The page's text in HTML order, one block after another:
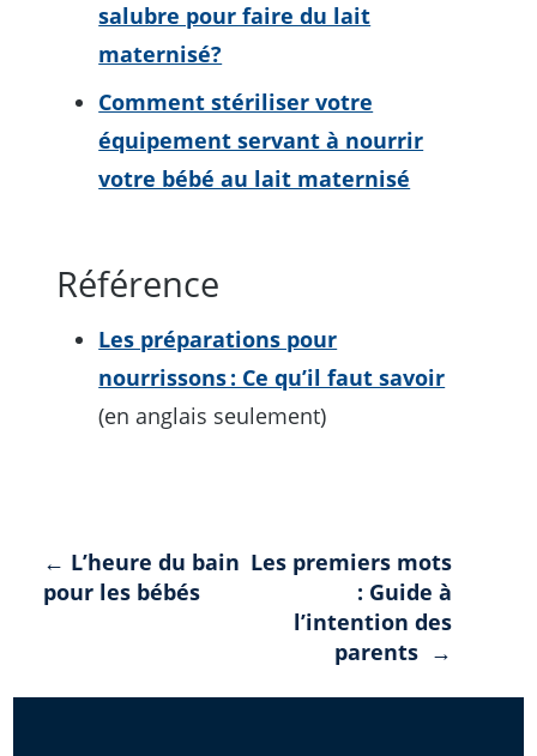
salubre pour faire du lait
maternisé?
Comment stériliser votre
équipement servant à nourrir
votre bébé au lait maternisé
Référence
Les préparations pour
nourrissons : Ce qu’il faut savoir
(en anglais seulement)
Navigation
de
← L’heure du bain
pour les bébés
Les premiers mots
: Guide à
l’intention des
parents →